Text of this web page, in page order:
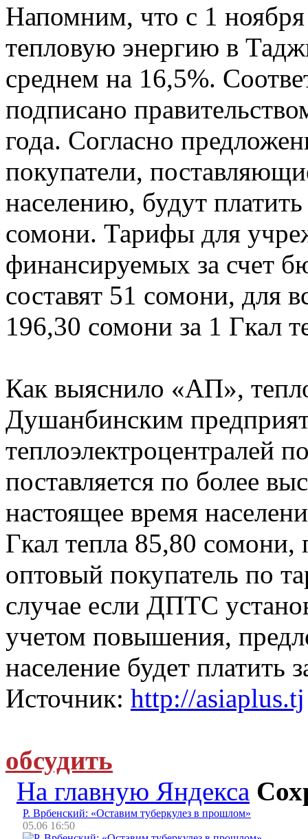
Напомним, что с 1
тепловую энергию в
среднем на 16,5%.
подписано
года. Согласно
покупатели,
населению, будут
сомони. Тарифы для
финансируемых за счет
составят 51 сомони, для
196,30 сомони за 1 Гкал
Как выяснило «АП»,
Душанбинским
теплоэлектроцентралей
поставляется по более
настоящее время
Гкал тепла 85,80 сомони,
оптовый покупатель по
случае если ДПТС
учетом повышения,
население будет платить
Источник: http://asiaplus.tj
обсудить
На главную Яндекса
Р. Врбенский: «Оставим туберкулез в прошлом»
05.06 16:50